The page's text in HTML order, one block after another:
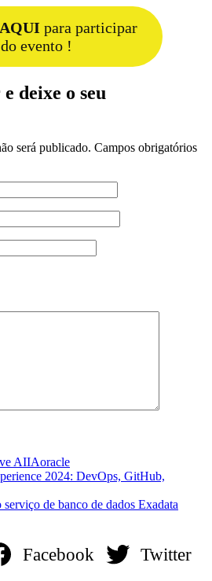
para participar
do evento !
deixe o seu
será publicado. Campos obrigatórios
AIIAoracle
2024: DevOps, GitHub,
de banco de dados Exadata
Facebook Twitter